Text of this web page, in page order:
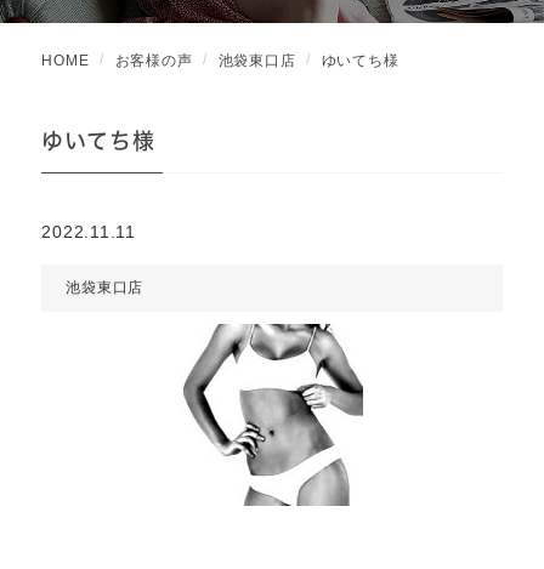
HOME お客様の声 池袋東口店 ゆいてち様
ゆいてち様
2022.11.11
池袋東口店